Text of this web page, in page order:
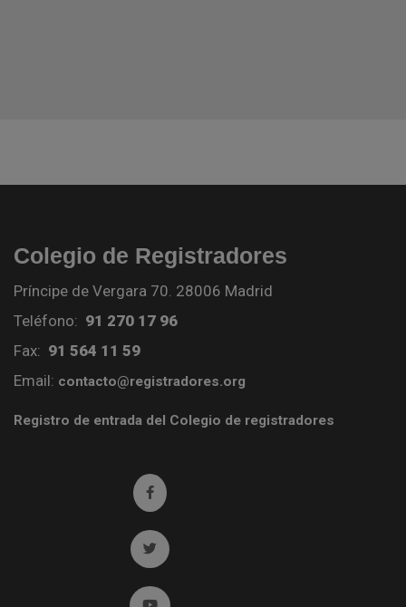
Colegio de Registradores
Príncipe de Vergara 70. 28006 Madrid
Teléfono: 91 270 17 96
Fax: 91 564 11 59
Email: contacto@registradores.org
Registro de entrada del Colegio de registradores
Ir a facebook (abre en ventana nueva)
Ir a twitter (abre en ventana nueva)
Ir a YouTube (abre en ventana nueva)